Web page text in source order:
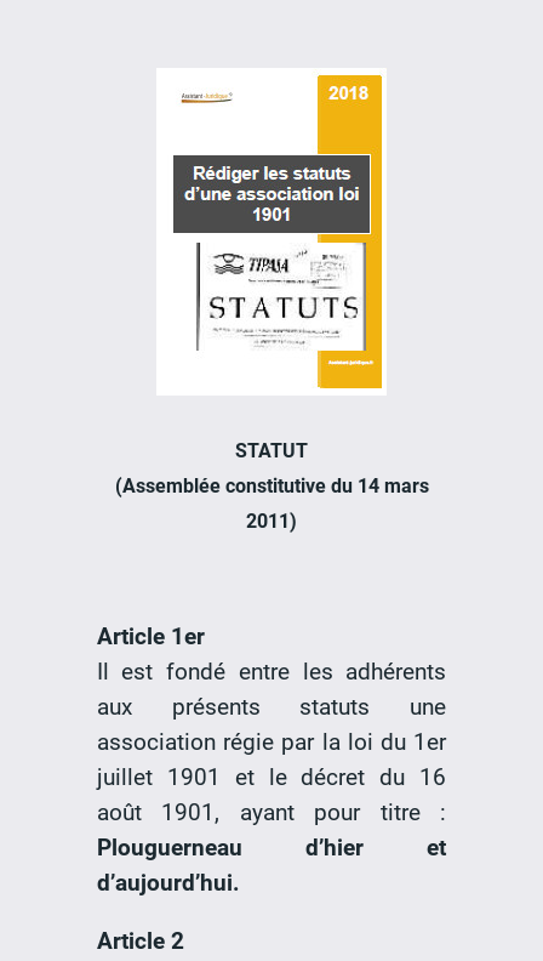
STATUT
(Assemblée constitutive du 14 mars
2011)
Article 1er
Il est fondé entre les adhérents
aux présents statuts une
association régie par la loi du 1er
juillet 1901 et le décret du 16
août 1901, ayant pour titre :
Plouguerneau d’hier et
d’aujourd’hui.
Article 2